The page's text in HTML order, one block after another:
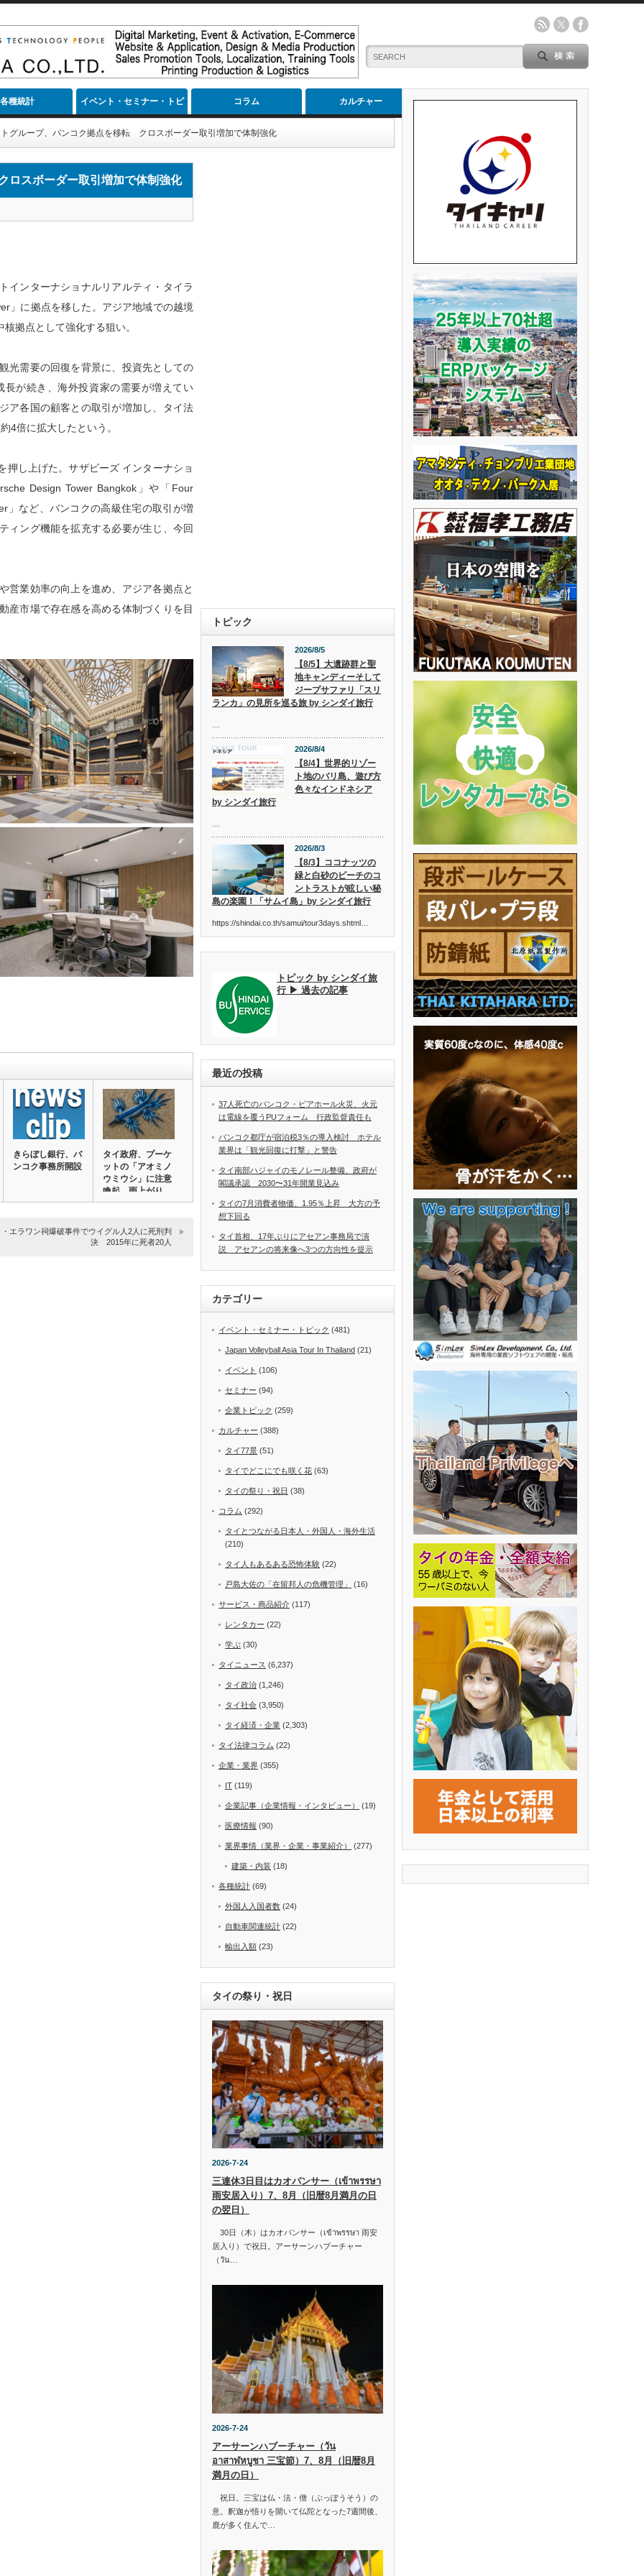
各種統計 イベント・セミナー・トピ
ック
コラム カルチャー
グループ、バンコク拠点を移転 クロスボーダー取引増加で体制強化
スボーダー取引増加で体制強化
インターナショナルリアルティ・タイラ
」に拠点を移した。アジア地域での越境
拠点として強化する狙い。
光需要の回復を背景に、投資先としての
が続き、海外投資家の需要が増えてい
ア各国の顧客との取引が増加し、タイ法
4倍に拡大したという。
し上げた。サザビーズ インターナショ
Design Tower Bangkok」や「Four
」など、バンコクの高級住宅の取引が増
ィング機能を拡充する必要が生じ、今回
営業効率の向上を進め、アジア各拠点と
産市場で存在感を高める体制づくりを目
きらぼし銀行、バ
ンコク事務所開設
タイ政府、プーケ
ットの「アオミノ
ウミウシ」に注意
喚起 雨上がり
に…
・エラワン祠爆破事件でウイグル人2人に死刑判
決 2015年に死者20人
トピック
2026/8/5
【8/5】大遺跡群と聖
地キャンディーそして
ジープサファリ「スリ
ランカ」の見所を巡る旅 by シンダイ旅行
2026/8/4
【8/4】世界的リゾー
ト地のバリ島、遊び方
色々なインドネシア
by シンダイ旅行
2026/8/3
【8/3】ココナッツの
緑と白砂のビーチのコ
ントラストが眩しい秘
島の楽園！「サムイ島」by シンダイ旅行
https://shindai.co.th/samui/tour3days.shtml…
トピック by シンダイ旅
行 ▶ 過去の記事
最近の投稿
37人死亡のバンコク・ビアホール火災、火元
は電線を覆うPUフォーム 行政監督責任も
バンコク都庁が宿泊税3％の導入検討 ホテル
業界は「観光回復に打撃」と警告
タイ南部ハジャイのモノレール整備、政府が
閣議承認 2030〜31年開業見込み
タイの7月消費者物価、1.95％上昇 大方の予
想下回る
タイ首相、17年ぶりにアセアン事務局で演
説 アセアンの将来像へ3つの方向性を提示
カテゴリー
イベント・セミナー・トピック (481)
Japan Volleyball Asia Tour In Thailand (21)
イベント (106)
セミナー (94)
企業トピック (259)
カルチャー (388)
タイ77景 (51)
タイでどこにでも咲く花 (63)
タイの祭り・祝日 (38)
コラム (292)
タイとつながる日本人・外国人・海外生活
(210)
タイ人もあるある恐怖体験 (22)
戸島大佐の「在留邦人の危機管理」 (16)
サービス・商品紹介 (117)
レンタカー (22)
学ぶ (30)
タイニュース (6,237)
タイ政治 (1,246)
タイ社会 (3,950)
タイ経済・企業 (2,303)
タイ法律コラム (22)
企業・業界 (355)
IT (119)
企業記事（企業情報・インタビュー） (19)
医療情報 (90)
業界事情（業界・企業・事業紹介） (277)
建築・内装 (18)
各種統計 (69)
外国人入国者数 (24)
自動車関連統計 (22)
輸出入額 (23)
タイの祭り・祝日
2026-7-24
三連休3日目はカオパンサー（เข้าพรรษา
雨安居入り）7、8月（旧暦8月満月の日
の翌日）
30日（木）はカオパンサー（เข้าพรรษา 雨安
居入り）で祝日。アーサーンハブーチャー
（วัน…
2026-7-24
アーサーンハブーチャー（วัน
อาสาฬหบูชา 三宝節）7、8月（旧暦8月
満月の日）
祝日。三宝は仏・法・僧（ぶっぽうそう）の
意。釈迦が悟りを開いて仏陀となった7週間後、
鹿が多く住んで…